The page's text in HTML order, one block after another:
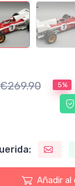
€269.90 5%
Añadir al